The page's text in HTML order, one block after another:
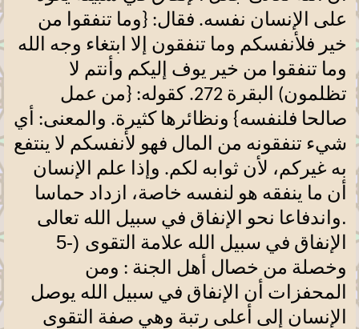
على الإنسان نفسه. فقال: {وما تنفقوا من
خير فلأنفسكم وما تنفقون إلا ابتغاء وجه الله
وما تنفقوا من خير يوف إليكم وأنتم لا
تظلمون) البقرة 272. كقوله: {من عمل
صالحا فلنفسه} ونظائرها كثيرة. والمعنى: أي
شيء تنفقونه من المال فهو لأنفسكم لا ينتفع
به غيركم، لأن ثوابه لكم. وإذا علم الإنسان
أن ما ينفقه هو لنفسه خاصة، ازداد حماسا
واندفاعا نحو الإنفاق في سبيل الله تعالى.
5-) الإنفاق في سبيل الله علامة التقوى
وخصلة من خصال أهل الجنة : ومن
المحفزات أن الإنفاق في سبيل الله يوصل
الإنسان إلى أعلى رتبة وهي صفة التقوى